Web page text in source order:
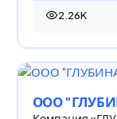
2.26K
2 264
ООО